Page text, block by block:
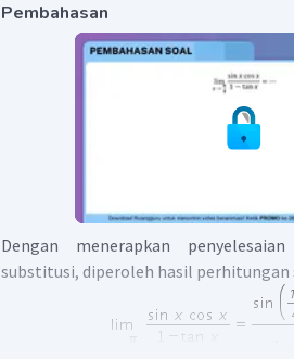
Pembahasan
Dengan menerapkan
substitusi, diperoleh hasil perhitungan